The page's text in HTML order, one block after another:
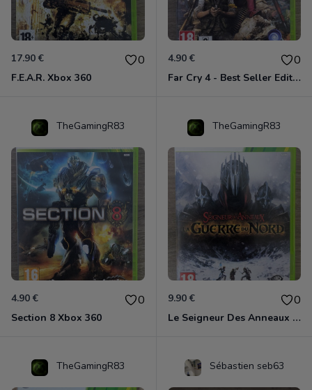
17.90 € 0
F.E.A.R. Xbox 360
4.90 € 0
Far Cry 4 - Best Seller Edition Xbox 360
TheGamingR83
4.90 € 0
Section 8 Xbox 360
TheGamingR83
9.90 € 0
Le Seigneur Des Anneaux - La Guerre Du Nord Xbox 360
TheGamingR83 Sébastien seb63